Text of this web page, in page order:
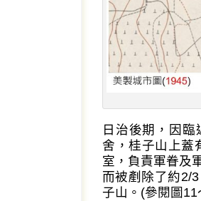
日治後期，因
舍，桂子山上蓋
室，負責軍眷及
而被剷除了約2/
子山。(參閱圖11